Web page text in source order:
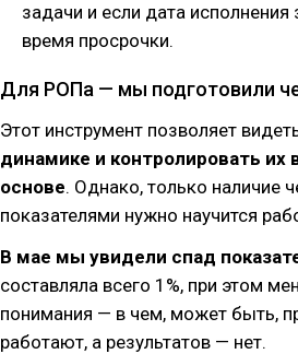
задачи и если дата
время просрочки.
Для РОПа — мы подготовили
Этот инструмент позволяет
динамике и контролировать
основе. Однако, только наличие
показателями нужно научится
В мае мы увидели спад
составляла всего 1%, при этом
понимания — в чем, может быть,
работают, а результатов — нет.